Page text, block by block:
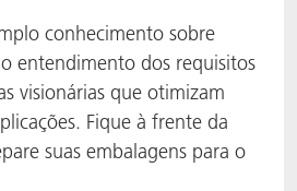
conhecimento sobre
entendimento dos requisitos
visionárias que otimizam
Fique à frente da
suas embalagens para o